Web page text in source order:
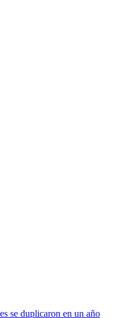
se duplicaron en un año